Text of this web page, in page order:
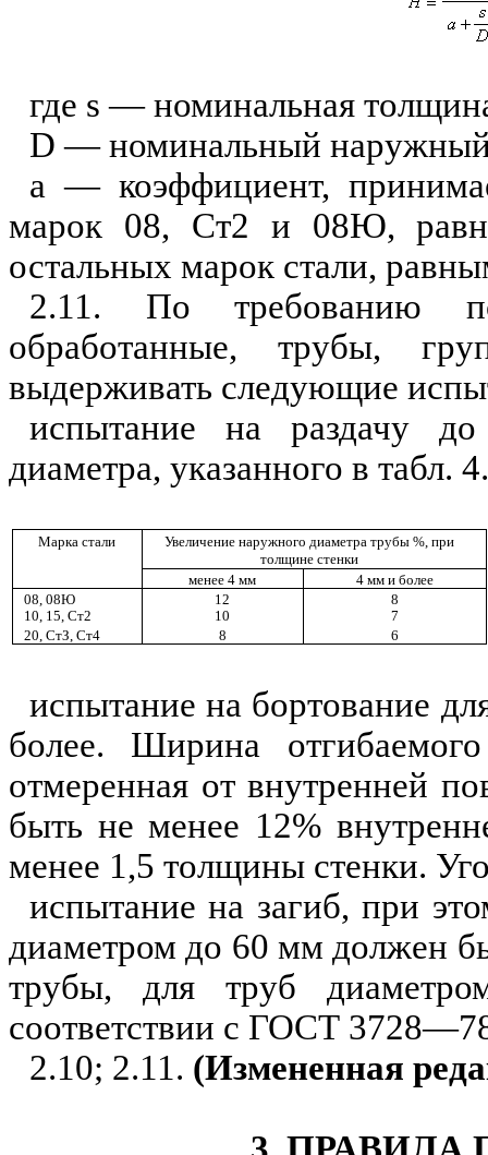
где s — номинальная
D — номинальный
а — коэффициент,
марок 08, Ст2 и 08Ю, равн
остальных марок стали,
2.11. По требованию
обработанные, трубы,
выдерживать следующие
испытание на раздачу до
диаметра, указанного в табл. 4.
Марка стали Увеличение наружного диаметра трубы %, при
толщине стенки
менее 4 мм
4 мм и более
08, 08Ю 12
8
10, 15,Ст2 10
7
20, СтЗ, Ст4 8 6
испытание на бортование
более. Ширина отгибаемого
отмеренная от внутренней
быть не менее 12%
менее 1,5 толщины стенки.
испытание на загиб, при
диаметром до 60 мм должен
трубы, для труб ди
соответствии с ГОСТ
2.10; 2.11. (Измененная ред